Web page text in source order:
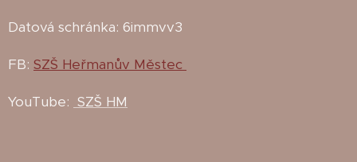
Datová schránka: 6immvv3
FB: SZŠ Heřmanův Městec
YouTube: SZŠ HM